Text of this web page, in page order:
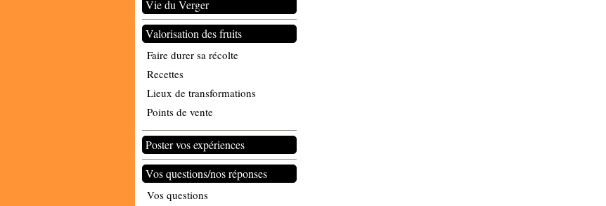
Vie du Verger
Valorisation des fruits
Faire durer sa récolte
Recettes
Lieux de transformations
Points de vente
Poster vos expériences
Vos questions/nos réponses
Vos questions